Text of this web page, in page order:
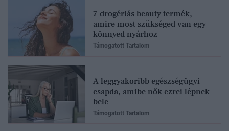
7 drogériás beauty termék,
amire most szükséged van egy
könnyed nyárhoz
Támogatott Tartalom
A leggyakoribb egészségügyi
csapda, amibe nők ezrei lépnek
bele
Támogatott Tartalom